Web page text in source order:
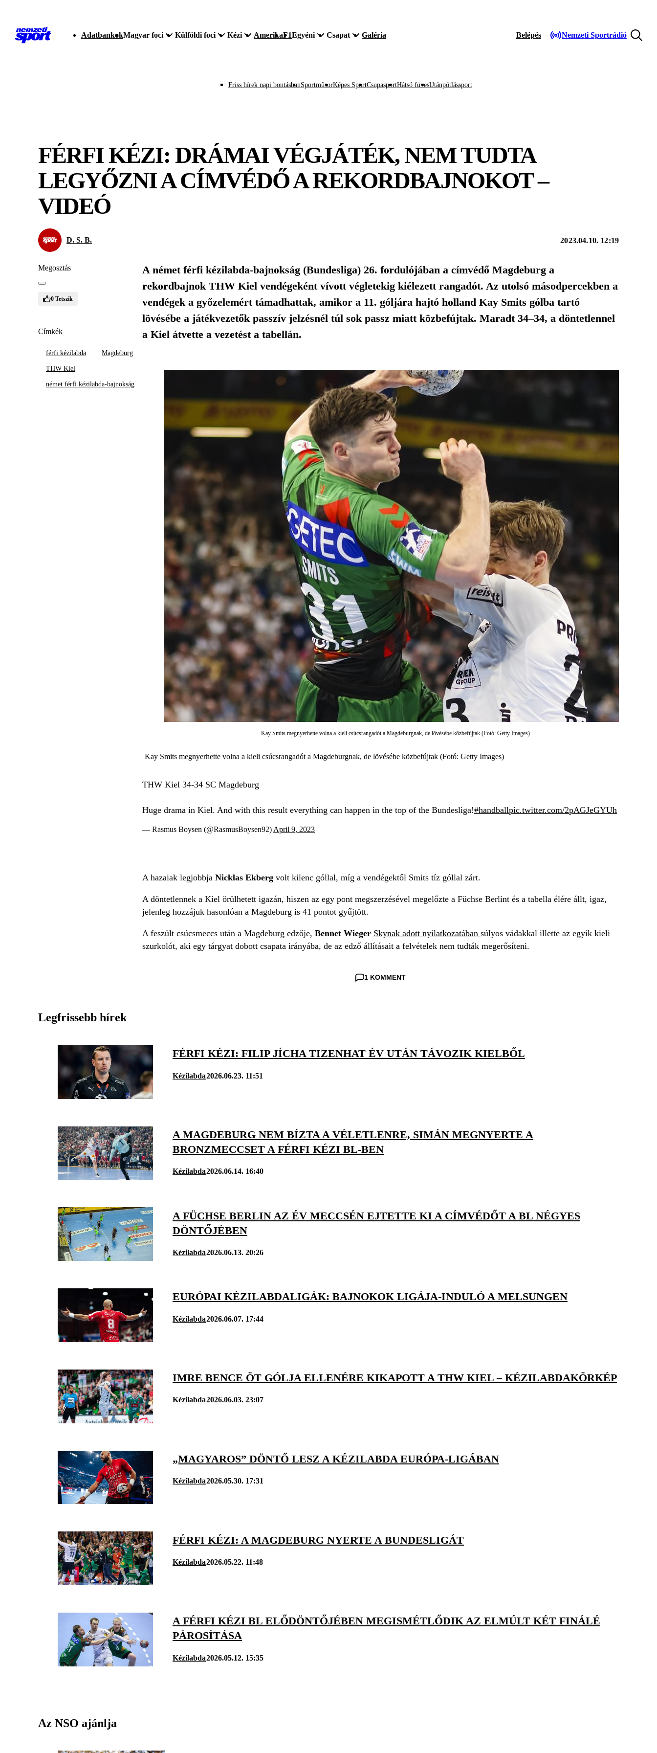
AdatbankokMagyar foci Külföldi foci Kézi AmerikaF1Egyéni Csapat Galéria Belépés Nemzeti Sportrádió
Friss hírek napi bontásbanSportműsorKépes SportCsupasportHátsó füvesUtánpótlássport
FÉRFI KÉZI: DRÁMAI VÉGJÁTÉK, NEM TUDTA
LEGYŐZNI A CÍMVÉDŐ A REKORDBAJNOKOT –
VIDEÓ
D. S. B. 2023.04.10. 12:19
Megosztás
0 Tetszik
Címkék
férfi kézilabda Magdeburg
THW Kiel
német férfi kézilabda-bajnokság
A német férfi kézilabda-bajnokság (Bundesliga) 26. fordulójában a címvédő Magdeburg a
rekordbajnok THW Kiel vendégeként vívott végletekig kiélezett rangadót. Az utolsó másodpercekben a
vendégek a győzelemért támadhattak, amikor a 11. góljára hajtó holland Kay Smits gólba tartó
lövésébe a játékvezetők passzív jelzésnél túl sok passz miatt közbefújtak. Maradt 34–34, a döntetlennel
a Kiel átvette a vezetést a tabellán.
Kay Smits megnyerhette volna a kieli csúcsrangadót a Magdeburgnak, de lövésébe közbefújtak (Fotó: Getty Images)
Kay Smits megnyerhette volna a kieli csúcsrangadót a Magdeburgnak, de lövésébe közbefújtak (Fotó: Getty Images)
THW Kiel 34-34 SC Magdeburg
Huge drama in Kiel. And with this result everything can happen in the top of the Bundesliga!#handballpic.twitter.com/2pAGJeGYUh
— Rasmus Boysen (@RasmusBoysen92) April 9, 2023
A hazaiak legjobbja Nicklas Ekberg volt kilenc góllal, míg a vendégektől Smits tíz góllal zárt.
A döntetlennek a Kiel örülhetett igazán, hiszen az egy pont megszerzésével megelőzte a Füchse Berlint és a tabella élére állt, igaz,
jelenleg hozzájuk hasonlóan a Magdeburg is 41 pontot gyűjtött.
A feszült csúcsmeccs után a Magdeburg edzője, Bennet Wieger Skynak adott nyilatkozatában súlyos vádakkal illette az egyik kieli
szurkolót, aki egy tárgyat dobott csapata irányába, de az edző állításait a felvételek nem tudták megerősíteni.
1 KOMMENT
Legfrissebb hírek
FÉRFI KÉZI: FILIP JÍCHA TIZENHAT ÉV UTÁN TÁVOZIK KIELBŐL
Kézilabda2026.06.23. 11:51
A MAGDEBURG NEM BÍZTA A VÉLETLENRE, SIMÁN MEGNYERTE A
BRONZMECCSET A FÉRFI KÉZI BL-BEN
Kézilabda2026.06.14. 16:40
A FÜCHSE BERLIN AZ ÉV MECCSÉN EJTETTE KI A CÍMVÉDŐT A BL NÉGYES
DÖNTŐJÉBEN
Kézilabda2026.06.13. 20:26
EURÓPAI KÉZILABDALIGÁK: BAJNOKOK LIGÁJA-INDULÓ A MELSUNGEN
Kézilabda2026.06.07. 17:44
IMRE BENCE ÖT GÓLJA ELLENÉRE KIKAPOTT A THW KIEL – KÉZILABDAKÖRKÉP
Kézilabda2026.06.03. 23:07
„MAGYAROS” DÖNTŐ LESZ A KÉZILABDA EURÓPA-LIGÁBAN
Kézilabda2026.05.30. 17:31
FÉRFI KÉZI: A MAGDEBURG NYERTE A BUNDESLIGÁT
Kézilabda2026.05.22. 11:48
A FÉRFI KÉZI BL ELŐDÖNTŐJÉBEN MEGISMÉTLŐDIK AZ ELMÚLT KÉT FINÁLÉ
PÁROSÍTÁSA
Kézilabda2026.05.12. 15:35
Az NSO ajánlja